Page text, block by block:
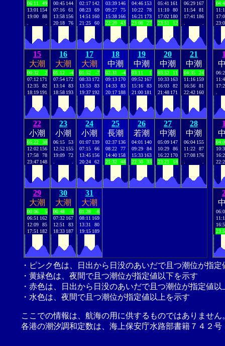
06:11
49
13:01 154
19:00
88
00:45 144
07:16
61
13:58 156
20:18
76
02:17 142
08:23
69
14:51 160
21:25
60
03:39 146
09:27
75
15:38 166
22:20
43
04:46 153
10:22
78
16:21 173
23:08
27
05:41 161
11:10
80
17:02 180
23:51
12
06:29 167
11:54
81
17:41 186
15
大潮
00:32
2
07:12 171
12:35
82
18:19 191
16
大潮
01:12
-4
07:54 172
13:14
83
18:58 193
17
大潮
01:52
-7
08:33 172
13:53
83
19:37 192
18
中潮
02:31
-4
09:13 170
14:33
83
20:17 188
19
中潮
03:11
1
09:52 167
15:16
83
21:00 181
20
中潮
03:52
11
10:33 163
16:03
82
21:48 171
21
中潮
04:35
24
11:16 159
16:56
81
22:42 160
22
小潮
05:22
38
12:02 156
17:58
78
23:47 148
23
小潮
06:15
53
12:52 155
19:09
72
24
小潮
01:07 139
07:15
66
13:45 156
20:24
62
25
長潮
02:37 136
08:22
77
14:40 158
21:32
48
26
若潮
04:01 140
09:29
84
15:33 163
22:30
33
27
中潮
05:09 147
10:29
86
16:22 170
23:21
18
28
中潮
06:04 155
11:22
87
17:08 176
29
大潮
00:06
5
06:51 162
12:09
85
17:51 182
30
大潮
00:48
-3
07:32 167
12:51
83
18:33 187
31
大潮
01:28
-8
08:11 169
13:31
80
19:15 189
・ピンク色は、日出から日没のあいだで且つ潮位が指
・黄緑色は、夜間で且つ潮位が指定値以下を示す
・赤色は、日出から日没のあいだで且つ潮位が指定値以
・水色は、夜間で且つ潮位が指定値以上を示す
ここでの情報は、航海の用に供するものではありませ
各港の潮汐調和定数は、海上保安庁水路部書籍７４２